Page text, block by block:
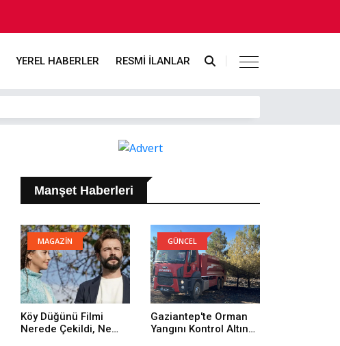
YEREL HABERLER RESMİ İLANLAR
Manşet Haberleri
MAGAZİN
Köy Düğünü Filmi
Nerede Çekildi, Ne
GÜNCEL
Gaziantep'te Orman
Yangını Kontrol Altına